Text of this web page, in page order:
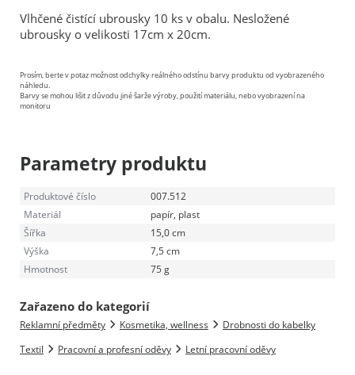
Vlhčené čistící ubrousky 10 ks v obalu. Nesložené
ubrousky o velikosti 17cm x 20cm.
Prosím, berte v potaz možnost odchylky reálného odstínu barvy produktu od vyobrazeného
náhledu.
Barvy se mohou lišit z důvodu jiné šarže výroby, použití materiálu, nebo vyobrazení na
monitoru
Parametry produktu
Produktové číslo
007.512
Materiál
papír, plast
Šířka
15,0 cm
Výška
7,5 cm
Hmotnost
75 g
Zařazeno do kategorií
Reklamní předměty Kosmetika, wellness
Drobnosti do kabelky
Textil
Pracovní a profesní oděvy Letní pracovní oděvy